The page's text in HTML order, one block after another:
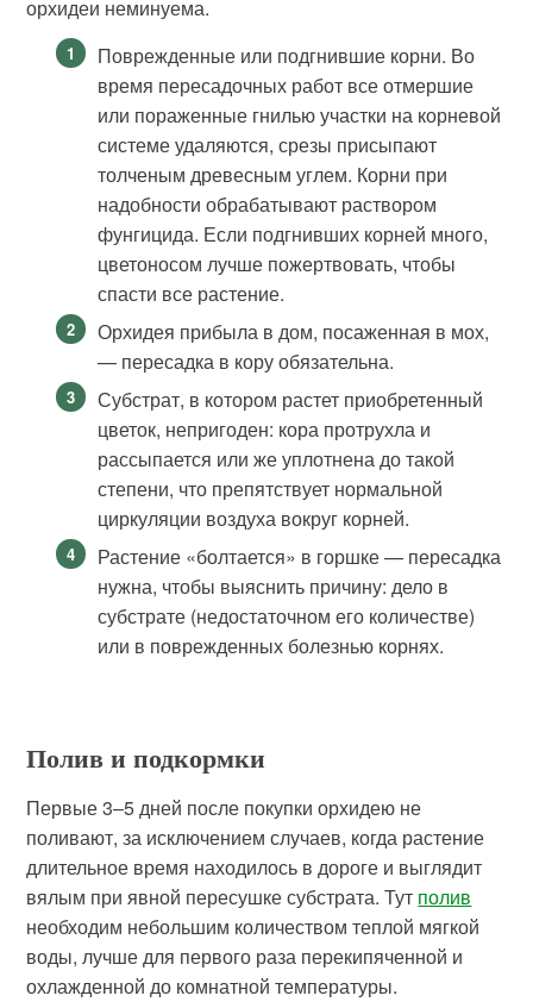
орхидеи неминуема.
Поврежденные или подгнившие корни. Во
время пересадочных работ все отмершие
или пораженные гнилью участки на корневой
системе удаляются, срезы присыпают
толченым древесным углем. Корни при
надобности обрабатывают раствором
фунгицида. Если подгнивших корней много,
цветоносом лучше пожертвовать, чтобы
спасти все растение.
Орхидея прибыла в дом, посаженная в мох,
— пересадка в кору обязательна.
Субстрат, в котором растет приобретенный
цветок, непригоден: кора протрухла и
рассыпается или же уплотнена до такой
степени, что препятствует нормальной
циркуляции воздуха вокруг корней.
Растение «болтается» в горшке — пересадка
нужна, чтобы выяснить причину: дело в
субстрате (недостаточном его количестве)
или в поврежденных болезнью корнях.
Полив и подкормки
Первые 3–5 дней после покупки орхидею не
поливают, за исключением случаев, когда растение
длительное время находилось в дороге и выглядит
вялым при явной пересушке субстрата. Тут полив
необходим небольшим количеством теплой мягкой
воды, лучше для первого раза перекипяченной и
охлажденной до комнатной температуры.